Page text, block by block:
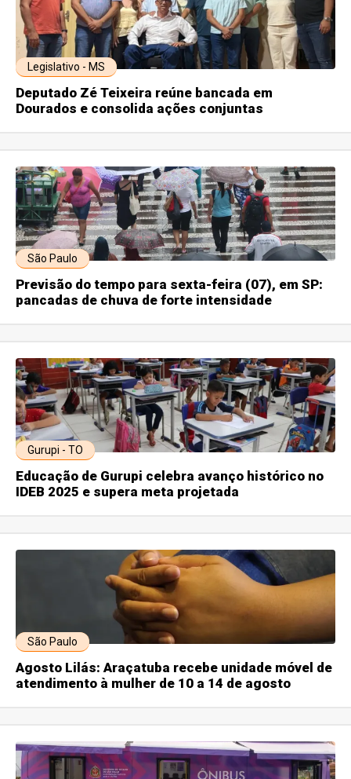
Legislativo - MS
Deputado Zé Teixeira reúne bancada em
Dourados e consolida ações conjuntas
São Paulo
Previsão do tempo para sexta-feira (07), em SP:
pancadas de chuva de forte intensidade
Gurupi - TO
Educação de Gurupi celebra avanço histórico no
IDEB 2025 e supera meta projetada
São Paulo
Agosto Lilás: Araçatuba recebe unidade móvel de
atendimento à mulher de 10 a 14 de agosto